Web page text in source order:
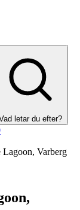
letar du efter?
Varberg